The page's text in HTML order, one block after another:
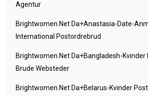
Agentur
Brightwomen.net Da+anastasia-Date-
International Postordrebrud
Brightwomen.net Da+bangladesh-Kvinder
Brude Websteder
Brightwomen.net Da+belarus-Kvinder